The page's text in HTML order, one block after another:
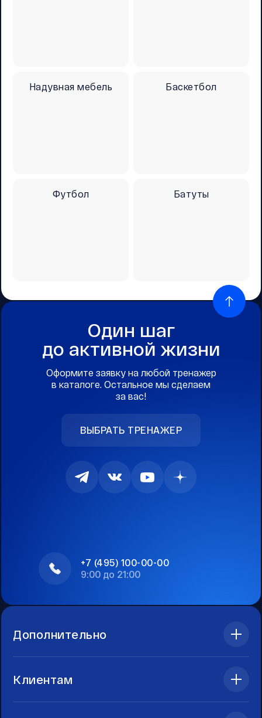
Надувная мебель Баскетбол
Футбол Батуты
Один шаг
до активной жизни
Оформите заявку на любой тренажер
в каталоге. Остальное мы сделаем
за вас!
ВЫБРАТЬ ТРЕНАЖЕР
+7 (495) 100-00-00
9:00 до 21:00
Дополнительно
Клиентам